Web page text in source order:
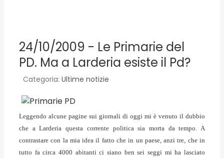
24/10/2009 - Le Primarie del
PD. Ma a Larderia esiste il Pd?
Categoria: Ultime notizie
Leggendo alcune pagine sui giornali di oggi mi è venuto il dubbio
che a Larderia questa corrente politica sia morta da tempo. A
contrastare con la mia idea il fatto che in un paese, anzi tre, che in
tutto fa circa 4000 abitanti ci siano ben sei seggi mi ha lasciato